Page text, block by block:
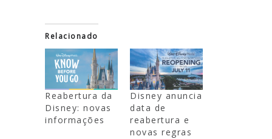
Relacionado
Reabertura da
Disney: novas
informações
Disney anuncia
data de
reabertura e
novas regras